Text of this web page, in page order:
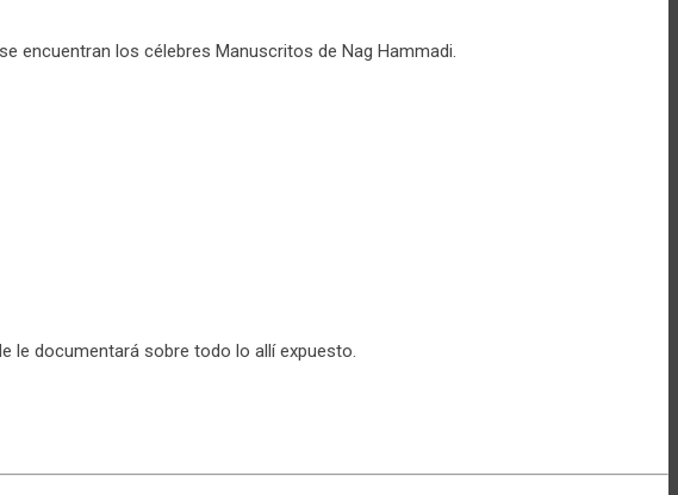
encuentran los célebres Manuscritos de Nag Hammadi.
le documentará sobre todo lo allí expuesto.